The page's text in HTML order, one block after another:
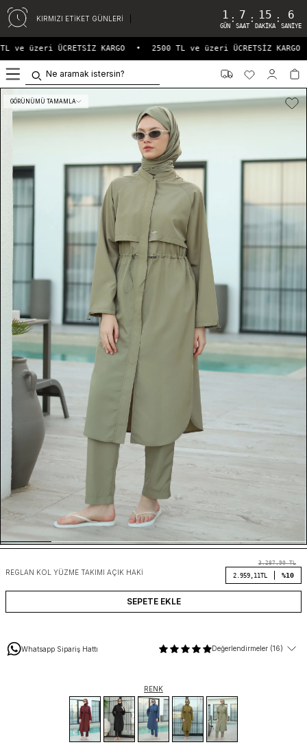
KIRMIZI ETİKET GÜNLERİ 1
GÜN
: 7
SAAT
: 15
DAKIKA
: 6
SANIYE
ve üzeri ÜCRETSİZ KARGO 2500 TL ve üzeri ÜCRETSİZ KARGO
GÖRÜNÜMÜ TAMAMLA
REGLAN KOL YÜZME TAKIMI AÇIK HAKI
3.287,90TL
2.959,11 TL %10
SEPETE EKLE
Whatsapp Sipariş Hattı Değerlendirmeler (16)
RENK